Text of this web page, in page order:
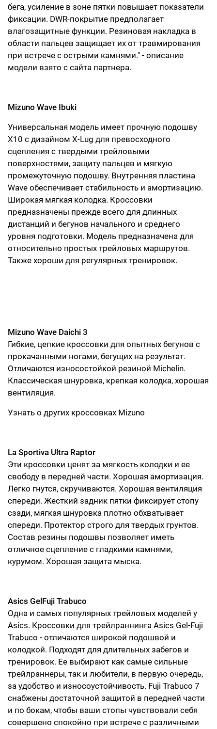
бега, усиление в зоне пятки повышает показатели
фиксации. DWR-покрытие предполагает
влагозащитные функции. Резиновая накладка в
области пальцев защищает их от травмирования
при встрече с острыми камнями." - описание
модели взято с сайта партнера.
Mizuno Wave Ibuki
Универсальная модель имеет прочную подошву
X10 с дизайном X-Lug для превосходного
сцепления с твердыми трейловыми
поверхностями, защиту пальцев и мягкую
промежуточную подошву. Внутренняя пластина
Wave обеспечивает стабильность и амортизацию.
Широкая мягкая колодка. Кроссовки
предназначены прежде всего для длинных
дистанций и бегунов начального и среднего
уровня подготовки. Модель предназначена для
относительно простых трейловых маршрутов.
Также хороши для регулярных тренировок.
Mizuno Wave Daichi 3
Гибкие, цепкие кроссовки для опытных бегунов с
прокачанными ногами, бегущих на результат.
Отличаются износостойкой резиной Michelin.
Классическая шнуровка, крепкая колодка, хорошая
вентиляция.
Узнать о других кроссовках Mizuno
La Sportiva Ultra Raptor
Эти кроссовки ценят за мягкость колодки и ее
свободу в передней части. Хорошая амортизация.
Легко гнутся, скручиваются. Хорошая вентиляция
спереди. Жесткий задник пятки фиксирует стопу
сзади, мягкая шнуровка плотно обхватывает
спереди. Протектор строго для твердых грунтов.
Состав резины подошвы позволяет иметь
отличное сцепление с гладкими камнями,
курумом. Хорошая защита мыска.
Asics GelFuji Trabuco
Одна и самых популярных трейловых моделей у
Asics. Кроссовки для трейлраннинга Asics Gel-Fuji
Trabuco - отличаются широкой подошвой и
колодкой. Подходят для длительных забегов и
тренировок. Ее выбирают как самые сильные
трейлраннеры, так и любители, в первую очередь,
за удобство и износоустойчивость. Fuji Trabuco 7
снабжены достаточной защитой в передней части
и по бокам, чтобы ваши стопы чувствовали себя
совершено спокойно при встрече с различными